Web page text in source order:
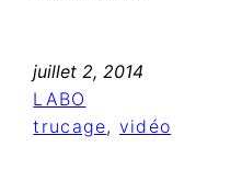
juillet 2, 2014
LABO
trucage, vidéo